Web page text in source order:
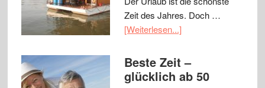
Zeit des Jahres. Doch …
[Weiterlesen...]
Beste Zeit –
glücklich ab 50